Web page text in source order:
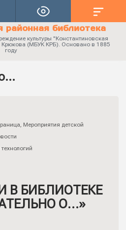
районная библиотека
культуры "Константиновская
(МБУК КРБ). Основано в 1885
году
, Мероприятия детской
В БИБЛИОТЕКЕ
О…»